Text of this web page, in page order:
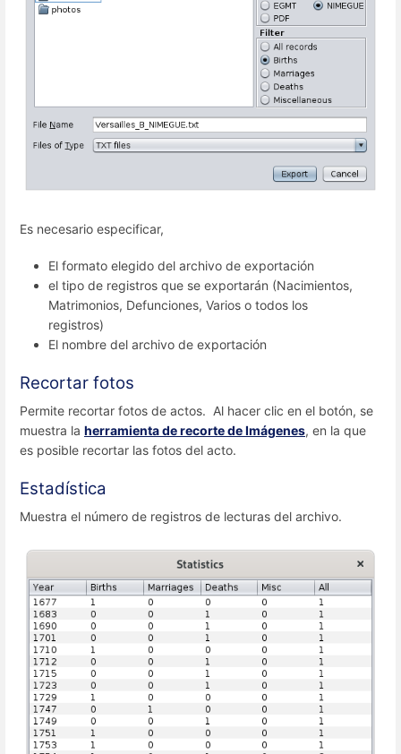
Es necesario especificar,
El formato elegido del archivo de exportación
el tipo de registros que se exportarán (Nacimientos,
Matrimonios, Defunciones, Varios o todos los
registros)
El nombre del archivo de exportación
Recortar fotos
Permite recortar fotos de actos. Al hacer clic en el botón, se
muestra la herramienta de recorte de Imágenes, en la que
es posible recortar las fotos del acto.
Estadística
Muestra el número de registros de lecturas del archivo.